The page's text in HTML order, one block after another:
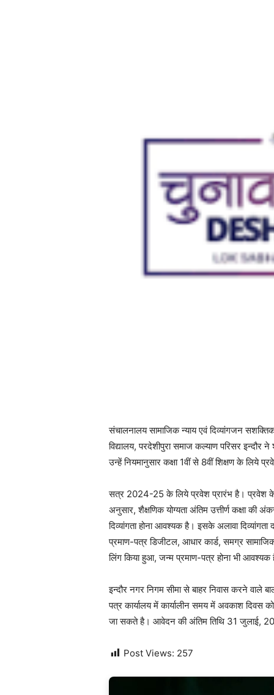
संचालनालय सामाजिक न्याय एवं दिव्यांगजन
विद्यालय, परदेशीपुरा समाज कल्याण परिसर
उन्हें नियमानुसार कक्षा 1वीं से 8वीं शिक्षण के लिये
सत्र 2024-25 के लिये प्रवेश प्रारंभ है। प्रवेश के
अनुसार, शैक्षणिक योग्यता अंतिम उत्तीर्ण कक्षा
दिव्यांगता होना आवश्यक है। इसके अलावा
प्रमाण-पत्र डिजीटल, आधार कार्ड, समग्र
लिंग किया हुआ, जन्म प्रमाण-पत्र होना भी आवश्यक
इन्दौर नगर निगम सीमा से बाहर निवास करने वाले
पत्र कार्यालय में कार्यालीन समय में अवकाश दिवस
जा सकते है। आवेदन की अंतिम तिथि 31 जुलाई,
Post Views: 257